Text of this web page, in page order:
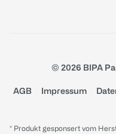
© 2026 BIPA
AGB Impressum
* Produkt gesponsert vom